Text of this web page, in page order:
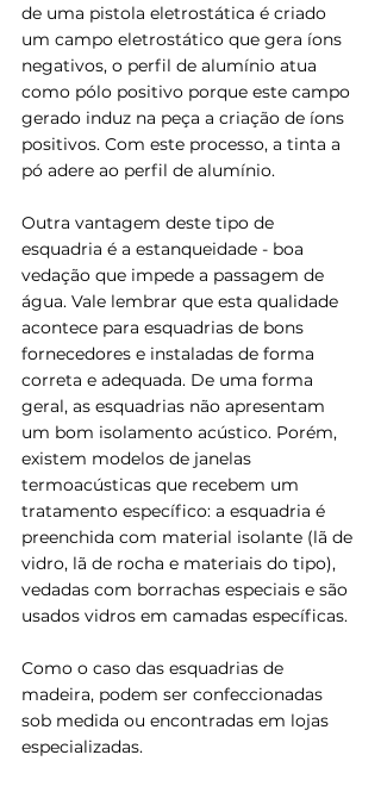
de uma pistola eletrostática é criado
um campo eletrostático que gera íons
negativos, o perfil de alumínio atua
como pólo positivo porque este campo
gerado induz na peça a criação de íons
positivos. Com este processo, a tinta a
pó adere ao perfil de alumínio.
Outra vantagem deste tipo de
esquadria é a estanqueidade - boa
vedação que impede a passagem de
água. Vale lembrar que esta qualidade
acontece para esquadrias de bons
fornecedores e instaladas de forma
correta e adequada. De uma forma
geral, as esquadrias não apresentam
um bom isolamento acústico. Porém,
existem modelos de janelas
termoacústicas que recebem um
tratamento específico: a esquadria é
preenchida com material isolante (lã de
vidro, lã de rocha e materiais do tipo),
vedadas com borrachas especiais e são
usados vidros em camadas específicas.
Como o caso das esquadrias de
madeira, podem ser confeccionadas
sob medida ou encontradas em lojas
especializadas.